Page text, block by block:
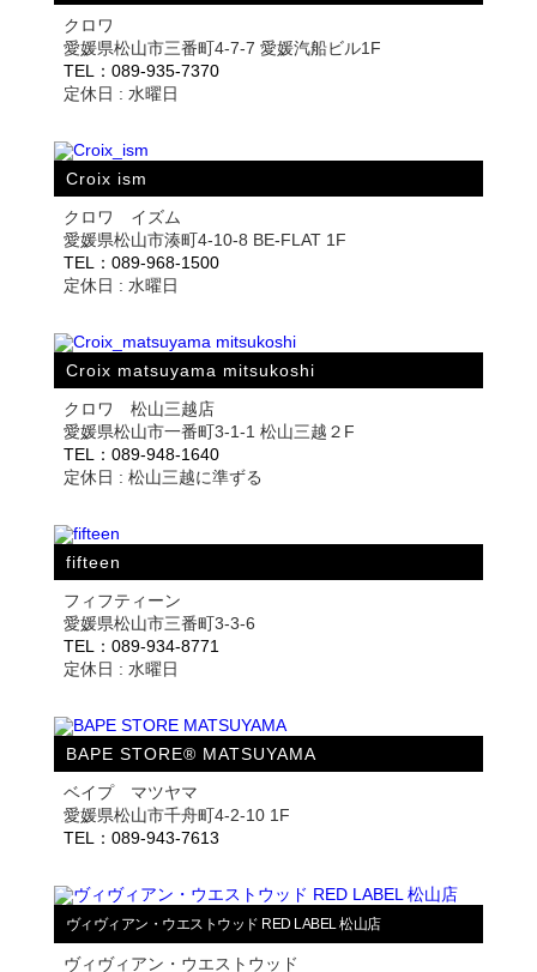
クロワ
愛媛県松山市三番町4-7-7 愛媛汽船ビル1F
TEL：089-935-7370
定休日 : 水曜日
Croix ism
クロワ イズム
愛媛県松山市湊町4-10-8 BE-FLAT 1F
TEL：089-968-1500
定休日 : 水曜日
Croix matsuyama mitsukoshi
クロワ 松山三越店
愛媛県松山市一番町3-1-1 松山三越２F
TEL：089-948-1640
定休日 : 松山三越に準ずる
fifteen
フィフティーン
愛媛県松山市三番町3-3-6
TEL：089-934-8771
定休日 : 水曜日
BAPE STORE® MATSUYAMA
ベイプ マツヤマ
愛媛県松山市千舟町4-2-10 1F
TEL：089-943-7613
ヴィヴィアン・ウエストウッド RED LABEL 松山店
ヴィヴィアン・ウエストウッド